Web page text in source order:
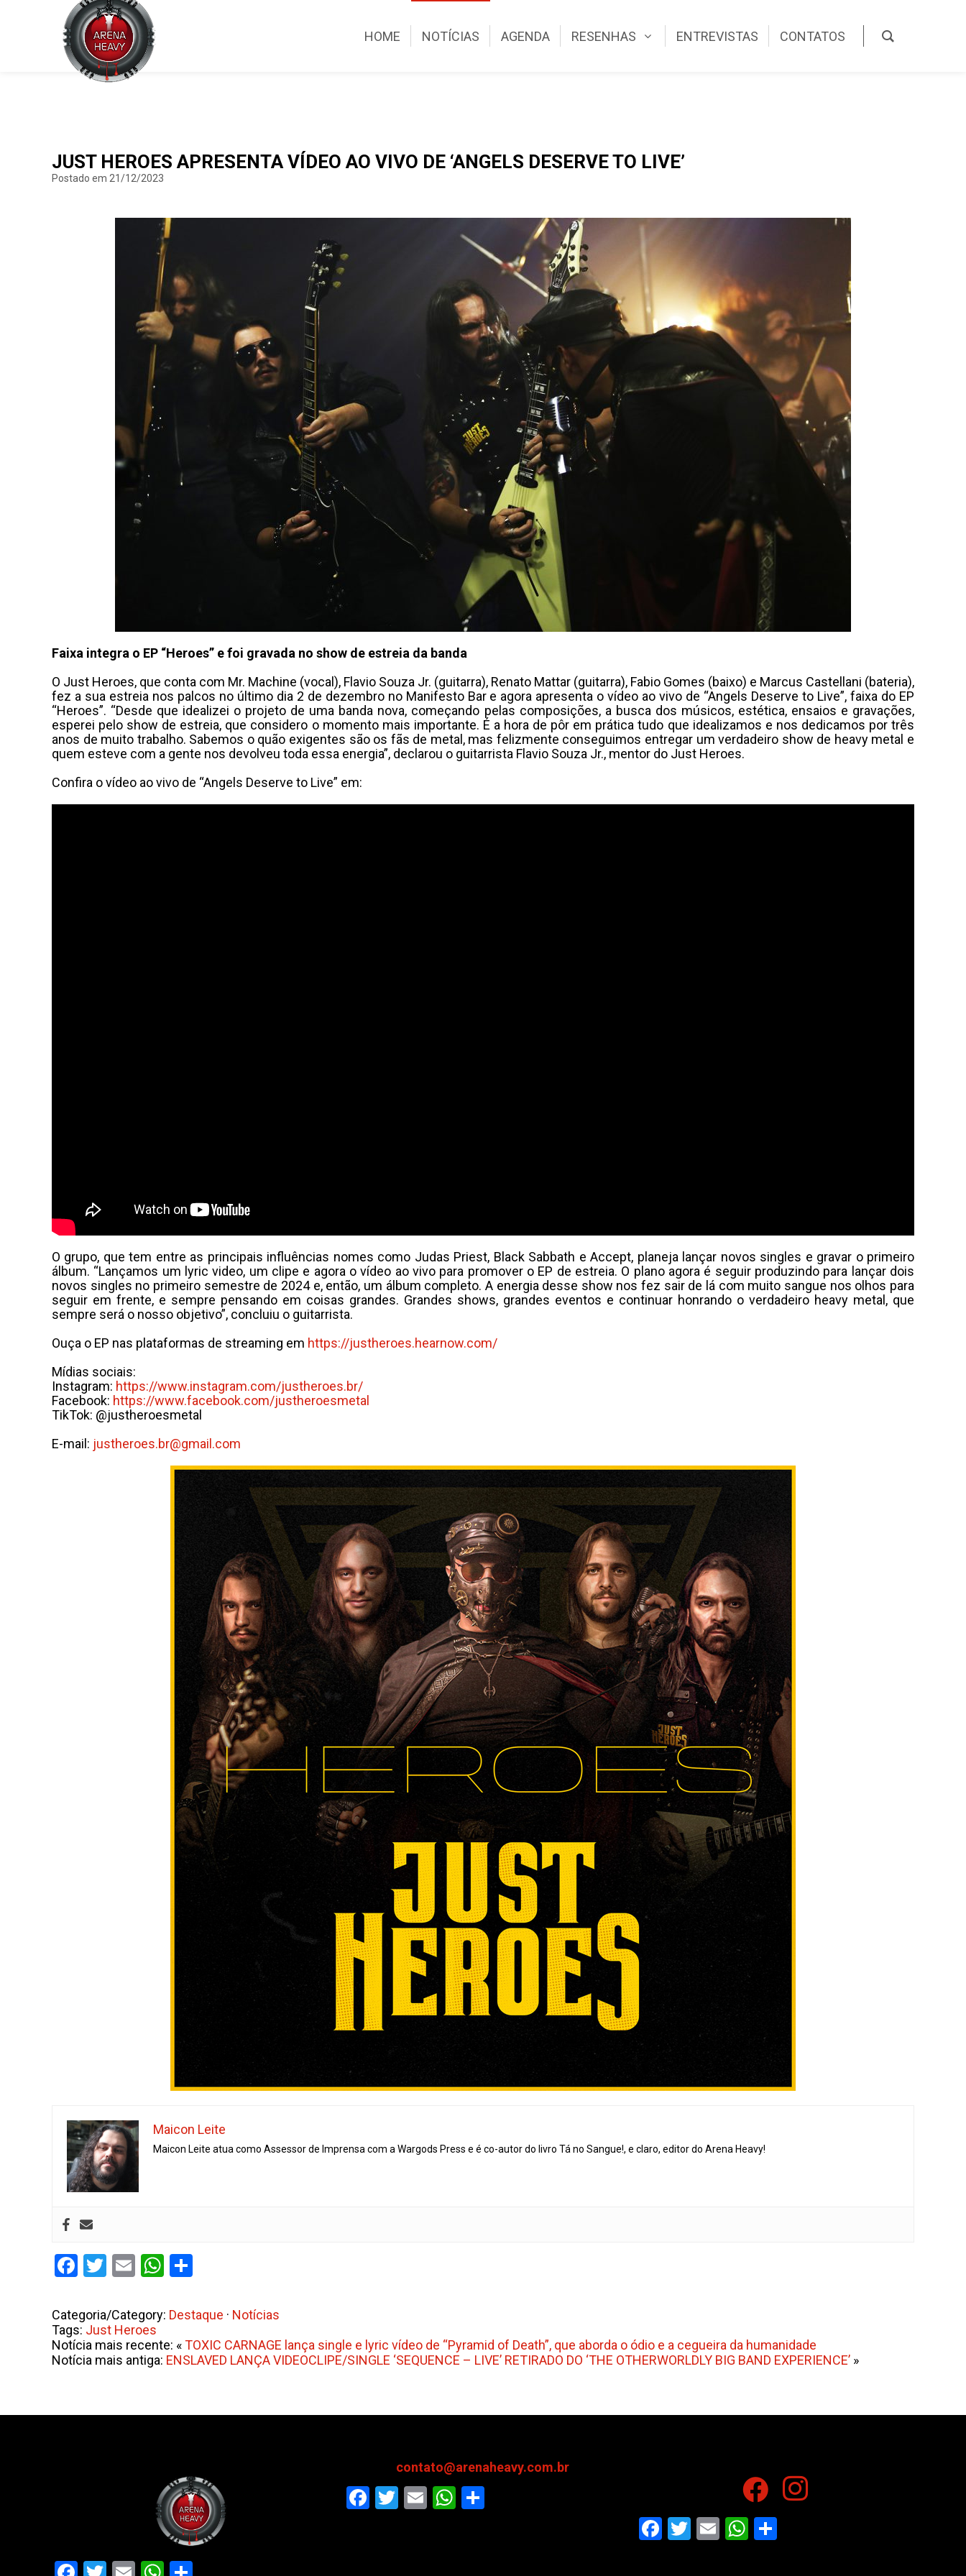
HOME NOTÍCIAS AGENDA RESENHAS ENTREVISTAS CONTATOS
JUST HEROES APRESENTA VÍDEO AO VIVO DE ‘ANGELS DESERVE TO LIVE’
Postado em 21/12/2023
Faixa integra o EP “Heroes” e foi gravada no show de estreia da banda
O Just Heroes, que conta com Mr. Machine (vocal), Flavio Souza Jr. (guitarra), Renato Mattar (guitarra), Fabio Gomes (baixo) e Marcus Castellani (bateria),
fez a sua estreia nos palcos no último dia 2 de dezembro no Manifesto Bar e agora apresenta o vídeo ao vivo de “Angels Deserve to Live”, faixa do EP
“Heroes”. “Desde que idealizei o projeto de uma banda nova, começando pelas composições, a busca dos músicos, estética, ensaios e gravações,
esperei pelo show de estreia, que considero o momento mais importante. É a hora de pôr em prática tudo que idealizamos e nos dedicamos por três
anos de muito trabalho. Sabemos o quão exigentes são os fãs de metal, mas felizmente conseguimos entregar um verdadeiro show de heavy metal e
quem esteve com a gente nos devolveu toda essa energia”, declarou o guitarrista Flavio Souza Jr., mentor do Just Heroes.
Confira o vídeo ao vivo de “Angels Deserve to Live” em:
O grupo, que tem entre as principais influências nomes como Judas Priest, Black Sabbath e Accept, planeja lançar novos singles e gravar o primeiro
álbum. “Lançamos um lyric video, um clipe e agora o vídeo ao vivo para promover o EP de estreia. O plano agora é seguir produzindo para lançar dois
novos singles no primeiro semestre de 2024 e, então, um álbum completo. A energia desse show nos fez sair de lá com muito sangue nos olhos para
seguir em frente, e sempre pensando em coisas grandes. Grandes shows, grandes eventos e continuar honrando o verdadeiro heavy metal, que
sempre será o nosso objetivo”, concluiu o guitarrista.
Ouça o EP nas plataformas de streaming em https://justheroes.hearnow.com/
Mídias sociais:
Instagram: https://www.instagram.com/justheroes.br/
Facebook: https://www.facebook.com/justheroesmetal
TikTok: @justheroesmetal
E-mail: justheroes.br@gmail.com
Maicon Leite
Maicon Leite atua como Assessor de Imprensa com a Wargods Press e é co-autor do livro Tá no Sangue!, e claro, editor do Arena Heavy!
Facebook
Twitter
EmailWhatsApp
Categoria/Category: Destaque · Notícias
Tags: Just Heroes
Notícia mais recente: «TOXIC CARNAGE lança single e lyric vídeo de “Pyramid of Death”, que aborda o ódio e a cegueira da humanidade
Notícia mais antiga: ENSLAVED LANÇA VIDEOCLIPE/SINGLE ‘SEQUENCE – LIVE’ RETIRADO DO ‘THE OTHERWORLDLY BIG BAND EXPERIENCE’ »
contato@arenaheavy.com.br
Facebook
Twitter
EmailWhatsApp
Facebook
Twitter
EmailWhatsApp
Share